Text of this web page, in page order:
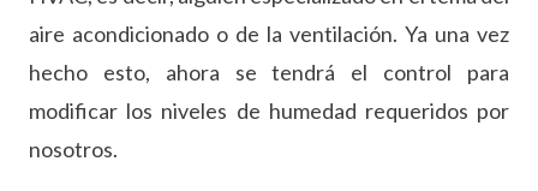
aire acondicionado o de la ventilación. Ya una vez
hecho esto, ahora se tendrá el control para
modificar los niveles de humedad requeridos por
nosotros.